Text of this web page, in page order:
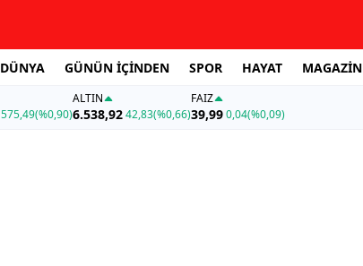
DÜNYA GÜNÜN İÇİNDEN SPOR HAYAT MAGAZİN
575,49(%0,90)
ALTIN
6.538,9242,83(%0,66)
FAİZ
39,990,04(%0,09)